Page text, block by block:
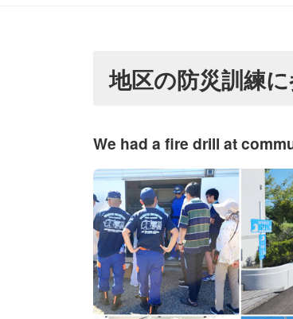
地区の防災訓練
We had a fire drill at